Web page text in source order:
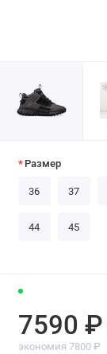
7590 ₽
экономия 7800 ₽
Размер
36 37
44 45